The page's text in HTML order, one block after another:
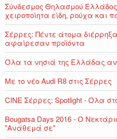
Σύνδεσμος Θηλασμού
χειροποίητα είδη, ρούχα και
Σέρρες: Πέντε άτομα
αφαίρεσαν προϊόντα
Όλα τα νησιά της Ελλάδας
Με το νέο Audi R8 στις Σέρρες
CINE Σέρρες: Spotlight - Ολα
Bougatsa Days 2016 - Ο
"Ανάθεμά σε"